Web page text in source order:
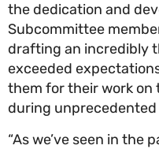
the dedication and
Subcommittee
drafting an
exceeded
them for their work
during
“As we’ve seen in